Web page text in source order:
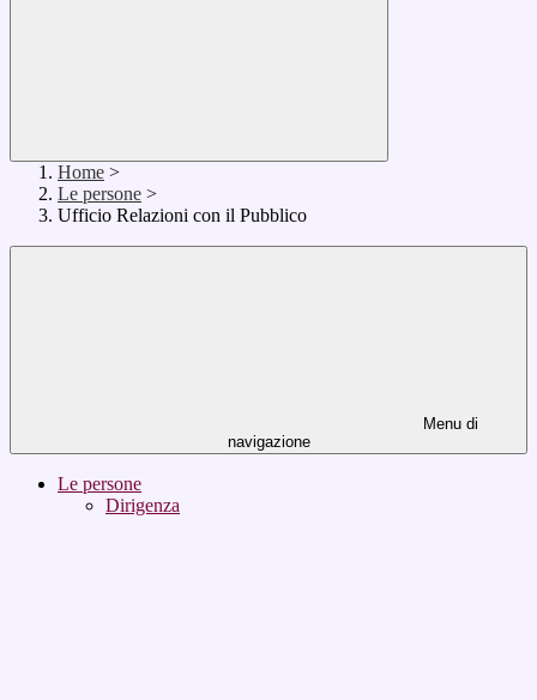
Home >
Le persone >
Ufficio Relazioni con il Pubblico
Menu di
navigazione
Le persone
Dirigenza